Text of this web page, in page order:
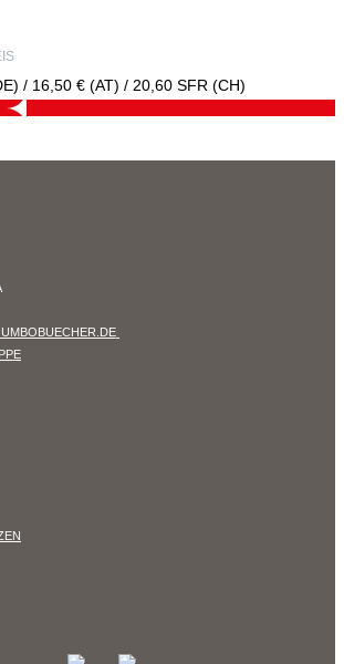
/ 16,50 € (AT) / 20,60 SFR (CH)